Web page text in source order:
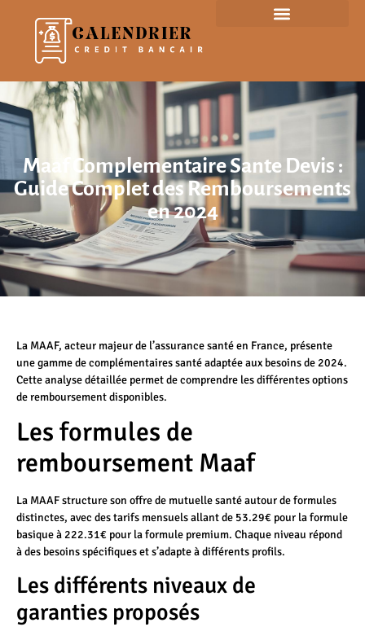
Maaf Complementaire Sante Devis :
Guide Complet des Remboursements
en 2024
La MAAF, acteur majeur de l’assurance santé en France, présente
une gamme de complémentaires santé adaptée aux besoins de 2024.
Cette analyse détaillée permet de comprendre les différentes options
de remboursement disponibles.
Les formules de
remboursement Maaf
La MAAF structure son offre de mutuelle santé autour de formules
distinctes, avec des tarifs mensuels allant de 53.29€ pour la formule
basique à 222.31€ pour la formule premium. Chaque niveau répond
à des besoins spécifiques et s’adapte à différents profils.
Les différents niveaux de
garanties proposés